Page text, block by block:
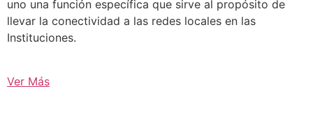
uno una función específica que sirve al propósito de
llevar la conectividad a las redes locales en las
Instituciones.
Ver Más